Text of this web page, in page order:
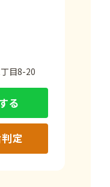
目8-20
る
定